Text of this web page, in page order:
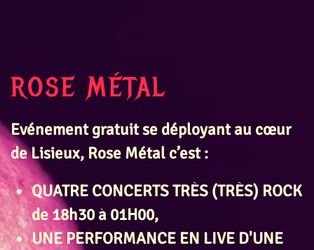
ROSE MÉTAL
Evénement gratuit se déployant au cœur
de Lisieux, Rose Métal c’est :
QUATRE CONCERTS TRÈS (TRÈS) ROCK
de 18h30 à 01H00,
UNE PERFORMANCE EN LIVE D'UNE